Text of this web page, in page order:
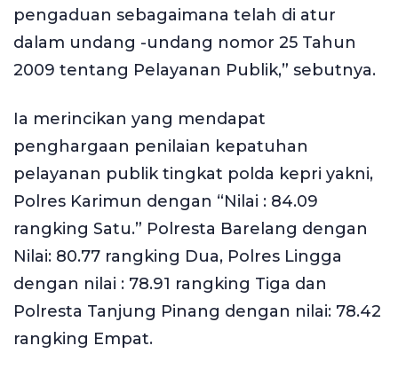
pengaduan sebagaimana telah di atur
dalam undang -undang nomor 25 Tahun
2009 tentang Pelayanan Publik,” sebutnya.
Ia merincikan yang mendapat
penghargaan penilaian kepatuhan
pelayanan publik tingkat polda kepri yakni,
Polres Karimun dengan “Nilai : 84.09
rangking Satu.” Polresta Barelang dengan
Nilai: 80.77 rangking Dua, Polres Lingga
dengan nilai : 78.91 rangking Tiga dan
Polresta Tanjung Pinang dengan nilai: 78.42
rangking Empat.